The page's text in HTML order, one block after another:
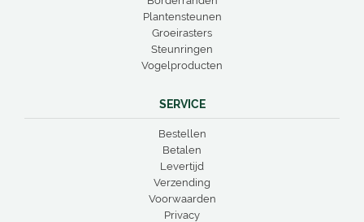
Plantensteunen
Groeirasters
Steunringen
Vogelproducten
SERVICE
Bestellen
Betalen
Levertijd
Verzending
Voorwaarden
Privacy